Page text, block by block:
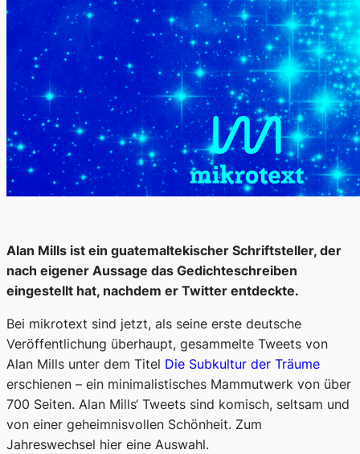
Alan Mills ist ein guatemaltekischer Schriftsteller, der
nach eigener Aussage das Gedichteschreiben
eingestellt hat, nachdem er Twitter entdeckte.
Bei mikrotext sind jetzt, als seine erste deutsche
Veröffentlichung überhaupt, gesammelte Tweets von
Alan Mills unter dem Titel Die Subkultur der Träume
erschienen – ein minimalistisches Mammutwerk von über
700 Seiten. Alan Mills‘ Tweets sind komisch, seltsam und
von einer geheimnisvollen Schönheit. Zum
Jahreswechsel hier eine Auswahl.